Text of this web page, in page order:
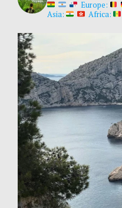
Europe:
Asia:
Africa: